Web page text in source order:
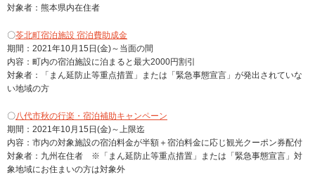
対象者：熊本県内在住者
〇苓北町宿泊施設 宿泊費助成金
期間：2021年10月15日(金)～当面の間
内容：町内の宿泊施設に泊まると最大2000円割引
対象者：「まん延防止等重点措置」または「緊急事態宣言」が発出されていな
い地域の方
〇八代市秋の行楽・宿泊補助キャンペーン
期間：2021年10月15日(金)～上限迄
内容：市内の対象施設の宿泊料金が半額＋宿泊料金に応じ観光クーポン券配付
対象者：九州在住者 ※「まん延防止等重点措置」または「緊急事態宣言」対
象地域にお住まいの方は対象外